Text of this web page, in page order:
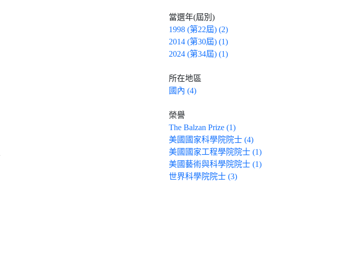
當選年(屆別)
1998 (第22屆) (2)
2014 (第30屆) (1)
2024 (第34屆) (1)
所在地區
國內 (4)
榮譽
The Balzan Prize (1)
美國國家科學院院士 (4)
美國國家工程學院院士 (1)
美國藝術與科學院院士 (1)
世界科學院院士 (3)